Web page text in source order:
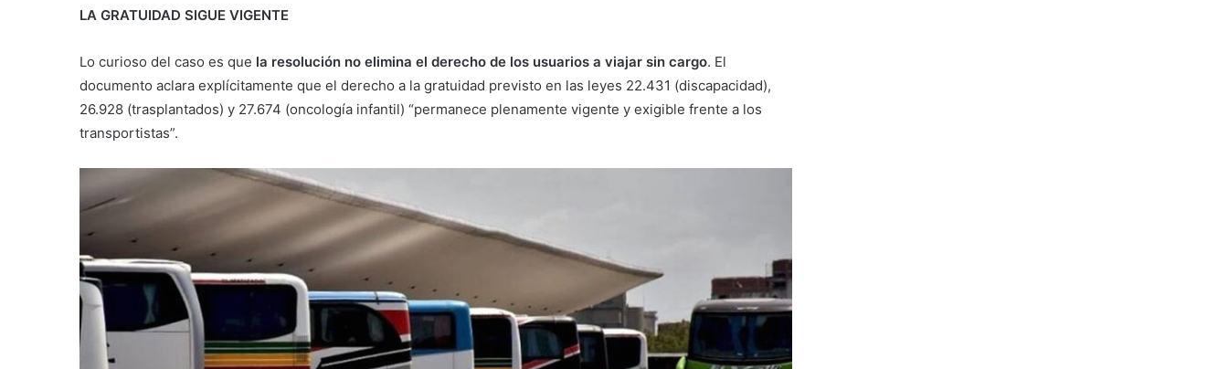
LA GRATUIDAD SIGUE VIGENTE
Lo curioso del caso es que la resolución no elimina el derecho de los usuarios a viajar sin cargo. El
documento aclara explícitamente que el derecho a la gratuidad previsto en las leyes 22.431 (discapacidad),
26.928 (trasplantados) y 27.674 (oncología infantil) “permanece plenamente vigente y exigible frente a los
transportistas”.